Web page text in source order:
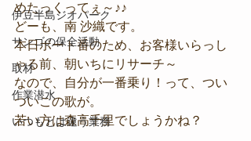
伊豆半島ジオパーク
サンゴの保全活動
取材
作業潜水
いつもとは違う業務
めたっくってぇ～♪♪
どーも、南 沙織です。
本日ボート番のため、お客様いらっし
ゃる前、朝いちにリサーチ～
なので、自分が一番乗り！って、つい
ついこの歌が。
若い方は森高千里でしょうかね？